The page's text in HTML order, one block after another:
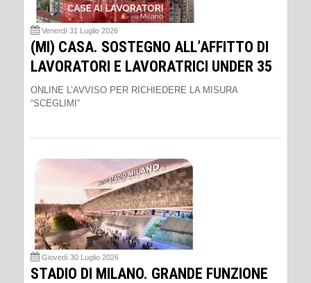
Venerdì 31 Luglio 2026
(MI) CASA. SOSTEGNO ALL’AFFITTO DI
LAVORATORI E LAVORATRICI UNDER 35
ONLINE L’AVVISO PER RICHIEDERE LA MISURA
“SCEGLIMI”
Giovedì 30 Luglio 2026
STADIO DI MILANO. GRANDE FUNZIONE